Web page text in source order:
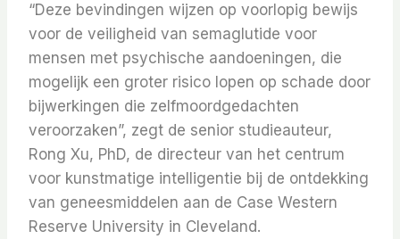
“Deze bevindingen wijzen op voorlopig bewijs
voor de veiligheid van semaglutide voor
mensen met psychische aandoeningen, die
mogelijk een groter risico lopen op schade door
bijwerkingen die zelfmoordgedachten
veroorzaken”, zegt de senior studieauteur,
Rong Xu, PhD, de directeur van het centrum
voor kunstmatige intelligentie bij de ontdekking
van geneesmiddelen aan de Case Western
Reserve University in Cleveland.